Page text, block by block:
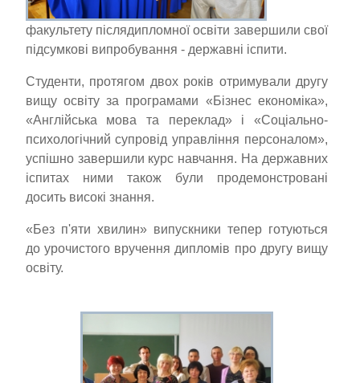
факультету післядипломної освіти завершили свої
підсумкові випробування - державні іспити.
Студенти, протягом двох років отримували другу
вищу освіту за програмами «Бізнес економіка»,
«Англійська мова та переклад» і «Соціально-
психологічний супровід управління персоналом»,
успішно завершили курс навчання. На державних
іспитах ними також були продемонстровані
досить високі знання.
«Без п'яти хвилин» випускники тепер готуються
до урочистого вручення дипломів про другу вищу
освіту.